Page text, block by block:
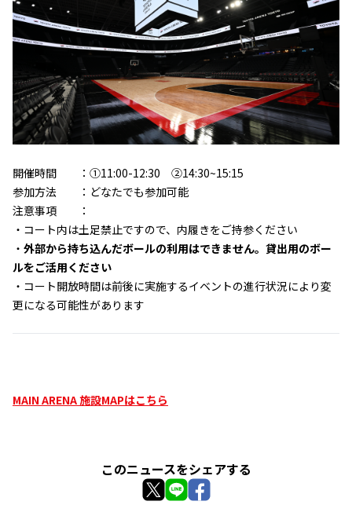
開催時間 ：①11:00-12:30 ②14:30~15:15
参加方法 ：どなたでも参加可能
注意事項 ：
・コート内は土足禁止ですので、内履きをご持参ください
・ 外部から持ち込んだボールの利用はできません。貸出用のボー
ルをご活用ください
・コート開放時間は前後に実施するイベントの進行状況により変
更になる可能性があります
MAIN ARENA 施設MAPはこちら
このニュースをシェアする